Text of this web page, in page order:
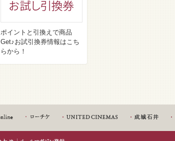
ポイントと引換えで商品
Get♪お試引換券情報はこち
らから！